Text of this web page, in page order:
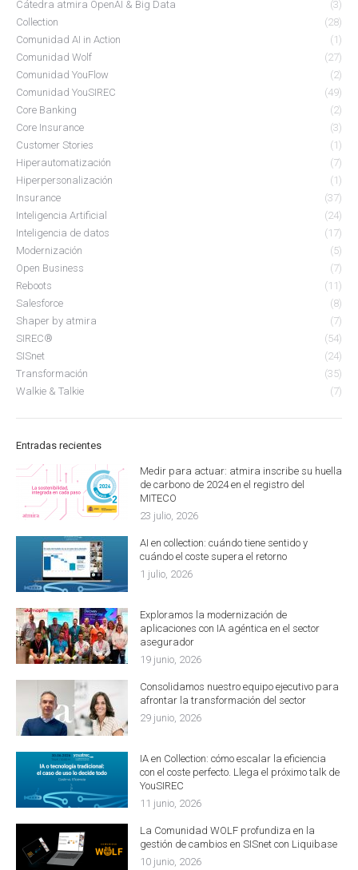
Cátedra atmira OpenAI & Big Data
(3)
Collection
(28)
Comunidad AI in Action
(1)
Comunidad Wolf
(27)
Comunidad YouFlow
(2)
Comunidad YouSIREC
(49)
Core Banking
(2)
Core Insurance
(3)
Customer Stories
(1)
Hiperautomatización
(7)
Hiperpersonalización
(1)
Insurance
(37)
Inteligencia Artificial
(24)
Inteligencia de datos
(17)
Modernización
(5)
Open Business
(7)
Reboots
(11)
Salesforce
(8)
Shaper by atmira
(7)
SIREC®
(54)
SISnet
(24)
Transformación
(35)
Walkie & Talkie
(7)
Entradas recientes
Medir para actuar: atmira inscribe su huella
de carbono de 2024 en el registro del
MITECO
23 julio, 2026
AI en collection: cuándo tiene sentido y
cuándo el coste supera el retorno
1 julio, 2026
Exploramos la modernización de
aplicaciones con IA agéntica en el sector
asegurador
19 junio, 2026
Consolidamos nuestro equipo ejecutivo para
afrontar la transformación del sector
29 junio, 2026
IA en Collection: cómo escalar la eficiencia
con el coste perfecto. Llega el próximo talk de
YouSIREC
11 junio, 2026
La Comunidad WOLF profundiza en la
gestión de cambios en SISnet con Liquibase
10 junio, 2026